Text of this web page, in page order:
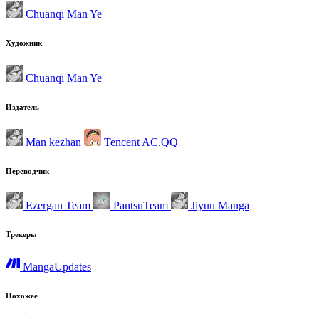
Chuanqi Man Ye
Художник
Chuanqi Man Ye
Издатель
Man kezhan Tencent AC.QQ
Переводчик
Ezergan Team PantsuTeam Jiyuu Manga
Трекеры
MangaUpdates
Похожее